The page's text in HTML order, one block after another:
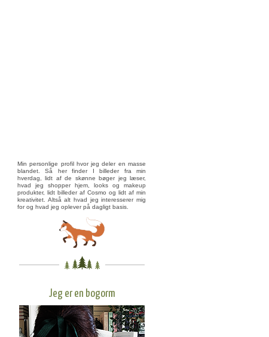
Min personlige profil hvor jeg deler en masse
blandet. Så her finder I billeder fra min
hverdag, lidt af de skønne bøger jeg læser,
hvad jeg shopper hjem, looks og makeup
produkter, lidt billeder af Cosmo og lidt af min
kreativitet. Altså alt hvad jeg interesserer mig
for og hvad jeg oplever på dagligt basis.
Jeg er en bogorm